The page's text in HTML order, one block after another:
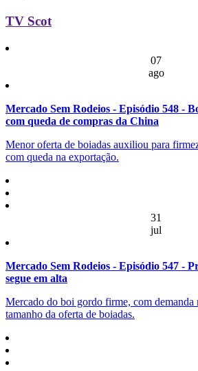
TV Scot
07
ago
Mercado Sem Rodeios - Episódio 548 -
com queda de compras da China
Menor oferta de boiadas auxiliou para
com queda na exportação.
31
jul
Mercado Sem Rodeios - Episódio 547 -
segue em alta
Mercado do boi gordo firme, com demanda
tamanho da oferta de boiadas.